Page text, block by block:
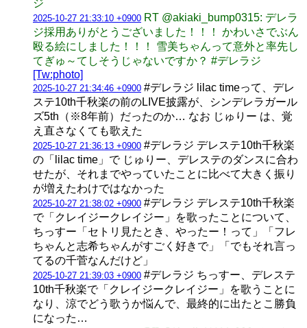
ジ
2025-10-27 21:33:10 +0900 RT @akiaki_bump0315: デレラ
ジ採用ありがとうございました！！！ かわいさでぶん
殴る絵にしました！！！ 雪美ちゃんって意外と率先し
てぎゅ～てしそうじゃないですか？ #デレラジ
[Tw:photo]
2025-10-27 21:34:46 +0900 #デレラジ lilac timeって、デレ
ステ10th千秋楽の前のLIVE披露が、シンデレラガール
ズ5th（※8年前）だったのか… なお じゅりー は、覚
え直さなくても歌えた
2025-10-27 21:36:13 +0900 #デレラジ デレステ10th千秋楽
の「lilac time」で じゅりー、デレステのダンスに合わ
せたが、それまでやっていたことに比べて大きく振り
が増えたわけではなかった
2025-10-27 21:38:02 +0900 #デレラジ デレステ10th千秋楽
で「クレイジークレイジー」を歌ったことについて、
ちっすー「セトリ見たとき、やったー！って」「フレ
ちゃんと志希ちゃんがすごく好きで」「でもそれ言っ
てるの千菅なんだけど」
2025-10-27 21:39:03 +0900 #デレラジ ちっすー、デレステ
10th千秋楽で「クレイジークレイジー」を歌うことに
なり、涼でどう歌うか悩んで、最終的に出たとこ勝負
になった…